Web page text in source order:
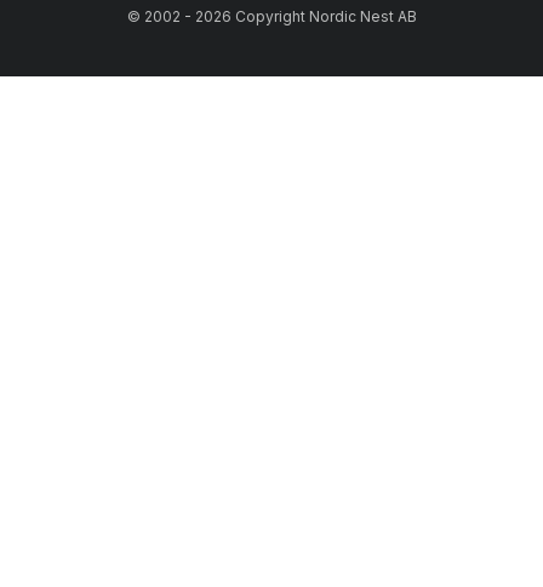
© 2002 - 2026 Copyright Nordic Nest AB